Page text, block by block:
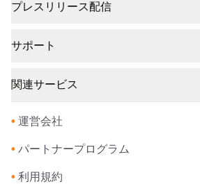
プレスリリース配信
サポート
関連サービス
• 運営会社
• パートナープログラム
• 利用規約